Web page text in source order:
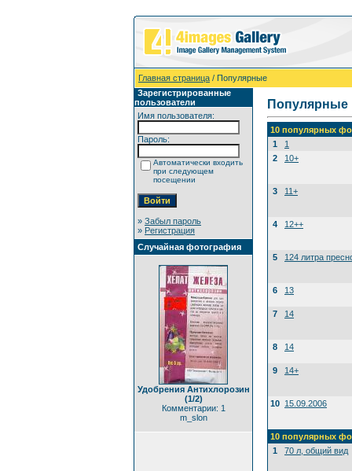
Главная страница / Популярные
Зарегистрированные
пользователи
Имя пользователя:
Пароль:
Автоматически входить
при следующем
посещении
» Забыл пароль
» Регистрация
Случайная фотография
Удобрения Антихлорозин
(1/2)
Комментарии: 1
m_slon
Популярные
10 популярных
1
1
2
10+
3 11+
4 12++
5 124 литра
6 13
7 14
8 14
9 14+
10 15.09.2006
10 популярных
1
70 л, общий вид